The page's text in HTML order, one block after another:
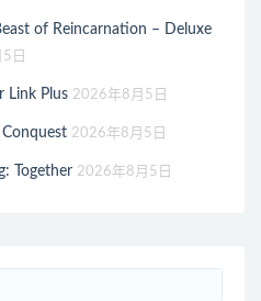
of Reincarnation – Deluxe
日
Link Plus 2026年8月5日
2026年8月5日
Together 2026年8月5日